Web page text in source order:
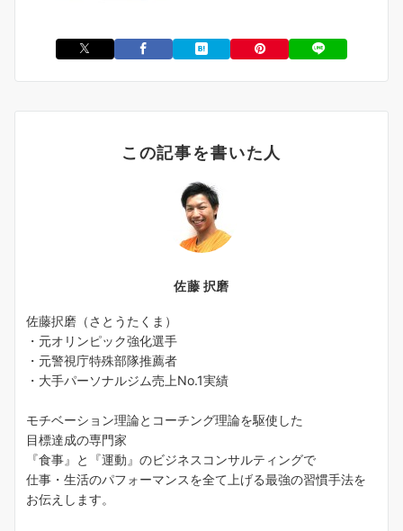
この記事を書いた人
佐藤 択磨
佐藤択磨（さとうたくま）
・元オリンピック強化選手
・元警視庁特殊部隊推薦者
・大手パーソナルジム売上No.1実績
モチベーション理論とコーチング理論を駆使した
目標達成の専門家
『食事』と『運動』のビジネスコンサルティングで
仕事・生活のパフォーマンスを全て上げる最強の習慣手法を
お伝えします。